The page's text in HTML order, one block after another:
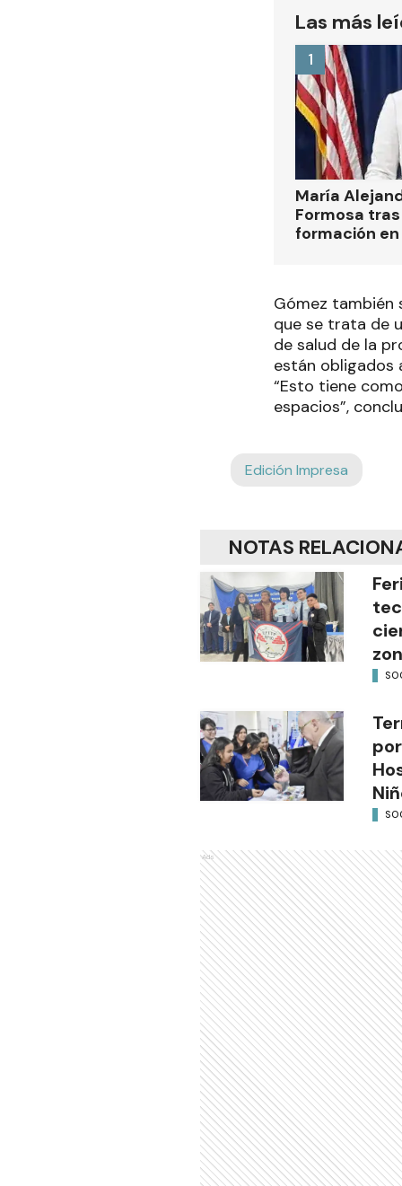
Las más
María
Formosa
formación
1
Gómez también
que se trata de
de salud de la
están obligados
“Esto tiene
espacios”,
Edición Impresa
NOTAS
Ads